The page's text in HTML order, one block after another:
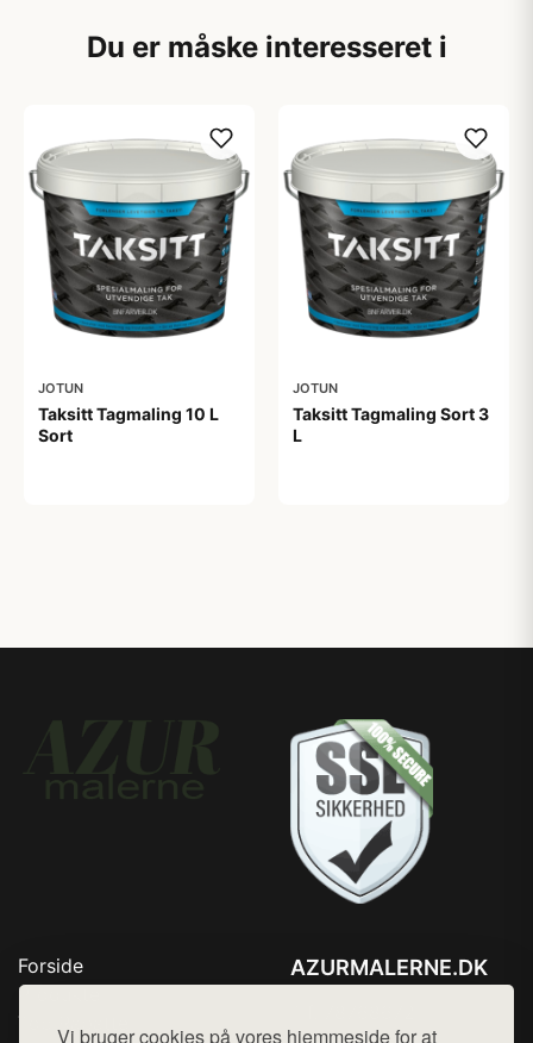
Vi bruger cookies på vores hjemmeside for at
Du er måske interesseret i
JOTUN
Taksitt Tagmaling 10 L
Sort
JOTUN
Taksitt Tagmaling Sort 3
L
Forside
Produkter
Top Rabatter
AZURMALERNE.DK